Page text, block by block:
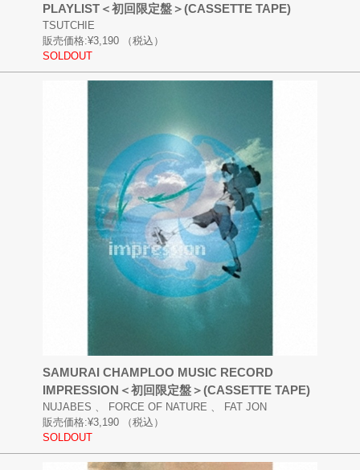
PLAYLIST＜初回限定盤＞(CASSETTE TAPE)
TSUTCHIE
販売価格:¥3,190
（税込）
SOLDOUT
SAMURAI CHAMPLOO MUSIC RECORD
IMPRESSION＜初回限定盤＞(CASSETTE TAPE)
NUJABES 、 FORCE OF NATURE 、 FAT JON
販売価格:¥3,190
（税込）
SOLDOUT